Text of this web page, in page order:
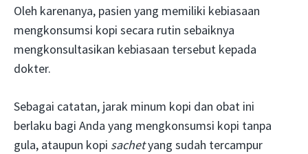
Oleh karenanya, pasien yang memiliki kebiasaan
mengkonsumsi kopi secara rutin sebaiknya
mengkonsultasikan kebiasaan tersebut kepada
dokter.
Sebagai catatan, jarak minum kopi dan obat ini
berlaku bagi Anda yang mengkonsumsi kopi tanpa
gula, ataupun kopi sachetyang sudah tercampur